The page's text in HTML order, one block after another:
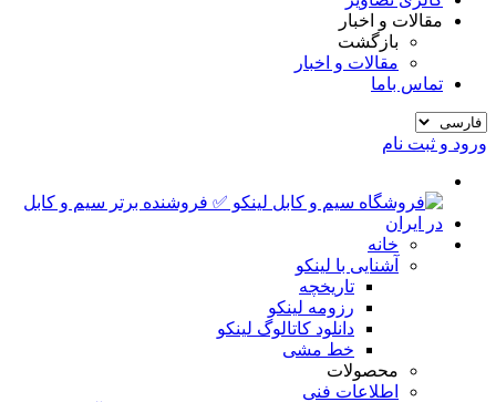
مقالات و اخبار
بازگشت
مقالات و اخبار
تماس باما
ورود و ثبت نام
خانه
آشنایی با لینکو
تاریخچه
رزومه لینکو
دانلود کاتالوگ لینکو
خط مشی
محصولات
اطلاعات فنی